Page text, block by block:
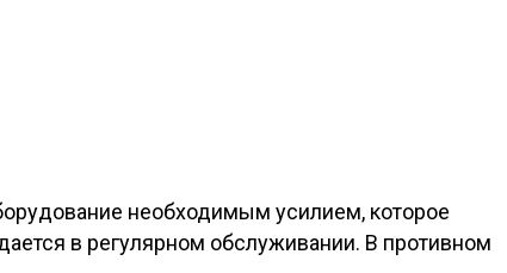
необходимым усилием, которое
в регулярном обслуживании. В противном